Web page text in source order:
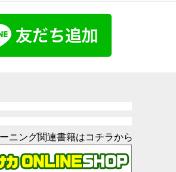
ニング関連書籍はコチラから